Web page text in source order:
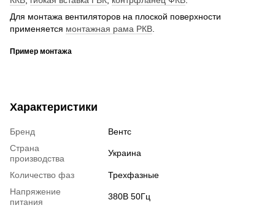
Для монтажа вентиляторов на плоской поверхности
применяется монтажная рама РКВ
Пример монтажа
Характеристики
Бренд
Вентс
Страна
производства
Украина
Количество фаз
Трехфазные
Напряжение
питания
380В 50Гц